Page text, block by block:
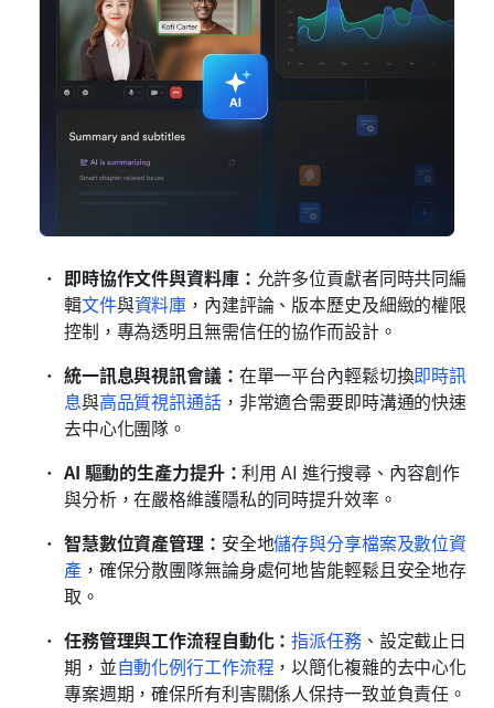
即時協作文件與資料庫： 允許多位貢獻者同時共同編
輯文件與資料庫 ，內建評論、版本歷史及細緻的權限
控制，專為透明且無需信任的協作而設計。
統一訊息與視訊會議： 在單一平台內輕鬆切換即時訊
息與高品質視訊通話，非常適合需要即時溝通的快速
去中心化團隊。
AI 驅動的生產力提升：利用 AI 進行搜尋、內容創作
與分析，在嚴格維護隱私的同時提升效率。
智慧數位資產管理： 安全地儲存與分享檔案及數位資
產 ，確保分散團隊無論身處何地皆能輕鬆且安全地存
取。
任務管理與工作流程自動化：指派任務、設定截止日
期，並自動化例行工作流程 ，以簡化複雜的去中心化
專案週期，確保所有利害關係人保持一致並負責任。